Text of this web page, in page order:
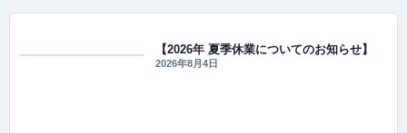
【2026年 夏季休業についてのお知らせ】
2026年8月4日